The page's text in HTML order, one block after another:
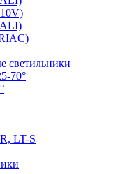
светильники
70°
LT-S